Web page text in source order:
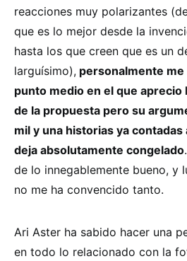
reacciones muy polarizantes
que es lo mejor desde la
hasta los que creen que es un
larguísimo), personalmente
punto medio en el que aprecio
de la propuesta pero su
mil y una historias ya
deja absolutamente congelado
de lo innegablemente bueno, y
no me ha convencido tanto.
Ari Aster ha sabido hacer una
en todo lo relacionado con la